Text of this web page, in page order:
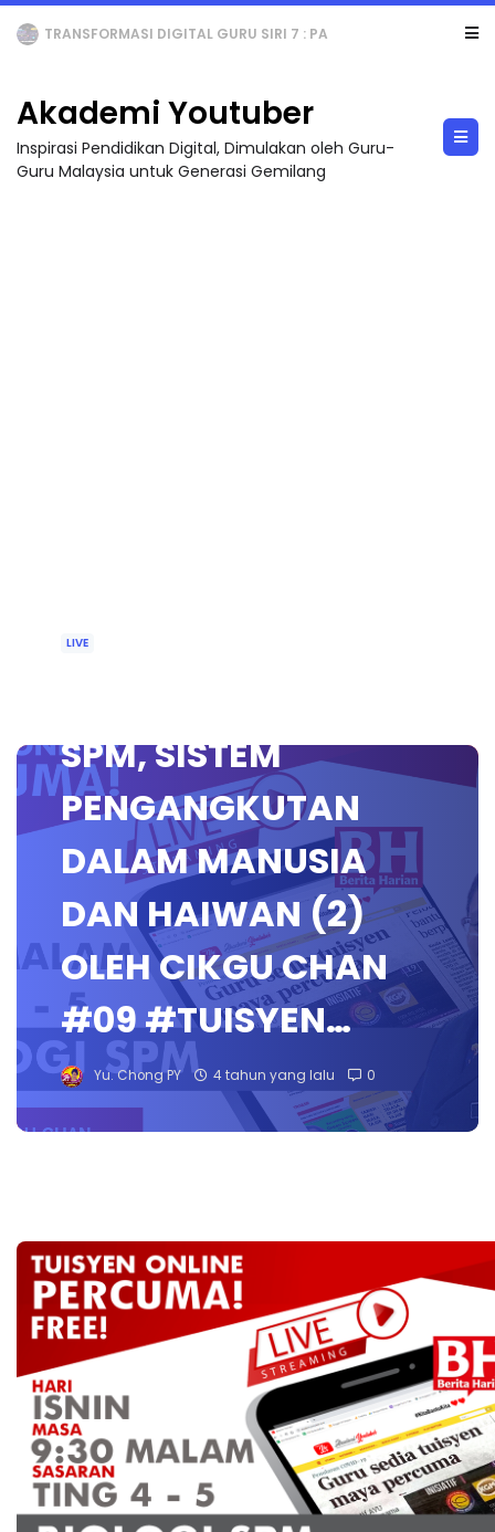
TRANSFORMASI DIGITAL GURU SIRI 7 : PAHLAWAN DIGITAL PENYELAMAT DUNIA
Akademi Youtuber
Inspirasi Pendidikan Digital, Dimulakan oleh Guru-
Guru Malaysia untuk Generasi Gemilang
LIVE
SPM, SISTEM
PENGANGKUTAN
DALAM MANUSIA
DAN HAIWAN (2)
OLEH CIKGU CHAN
#09 #TUISYEN…
Yu. Chong PY 4 tahun yang lalu 0